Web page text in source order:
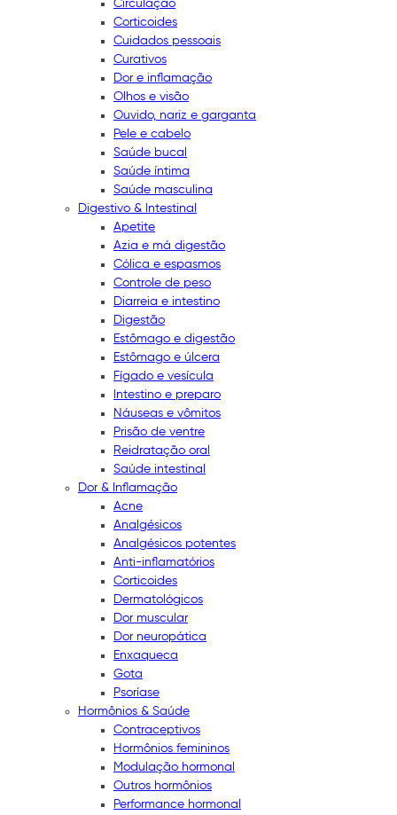
Circulação
Corticoides
Cuidados pessoais
Curativos
Dor e inflamação
Olhos e visão
Ouvido, nariz e garganta
Pele e cabelo
Saúde bucal
Saúde íntima
Saúde masculina
Digestivo & Intestinal
Apetite
Azia e má digestão
Cólica e espasmos
Controle de peso
Diarreia e intestino
Digestão
Estômago e digestão
Estômago e úlcera
Fígado e vesícula
Intestino e preparo
Náuseas e vômitos
Prisão de ventre
Reidratação oral
Saúde intestinal
Dor & Inflamação
Acne
Analgésicos
Analgésicos potentes
Anti-inflamatórios
Corticoides
Dermatológicos
Dor muscular
Dor neuropática
Enxaqueca
Gota
Psoríase
Hormônios & Saúde
Contraceptivos
Hormônios femininos
Modulação hormonal
Outros hormônios
Performance hormonal